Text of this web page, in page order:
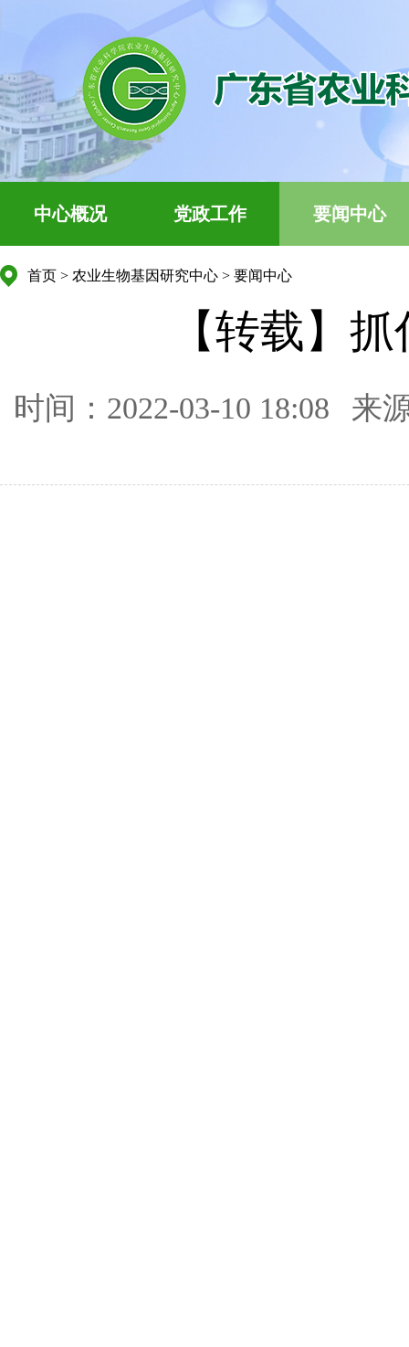
中心概况 党政工作 要闻中心
首页 > 农业生物基因研究中心 > 要闻中心
【转载】
时间：2022-03-10 18:08 来